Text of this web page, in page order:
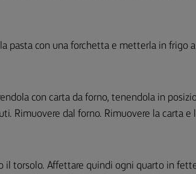
pasta con una forchetta e metterla in frigo a
con carta da forno, tenendola in
Rimuovere dal forno. Rimuovere la carta e
il torsolo. Affettare quindi ogni quarto in